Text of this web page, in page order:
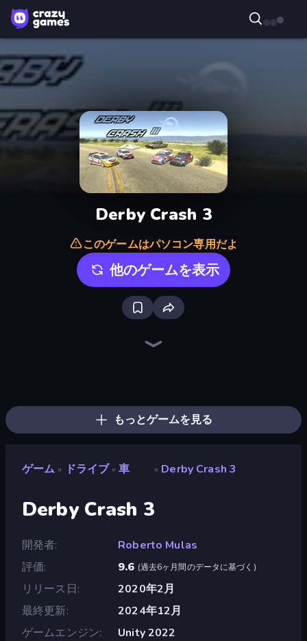
Derby Crash 3
このゲームはパソコン専用だよ
他のゲームを表示
もっとゲームを見る
ゲーム » ドライブ » 車 » Derby Crash 3
Derby Crash 3
開発者
Roberto Mulas
評価
9.6 (過去6ヶ月間のデータに基づく )
リリース日
2020年2月
最終更新
2024年12月
ゲームエンジン
Unity 2022